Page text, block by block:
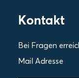
Kontakt
Bei Fragen
Mail Adresse